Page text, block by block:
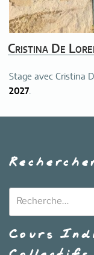
Cristina De
Stage avec Cristina
2027.
Cours